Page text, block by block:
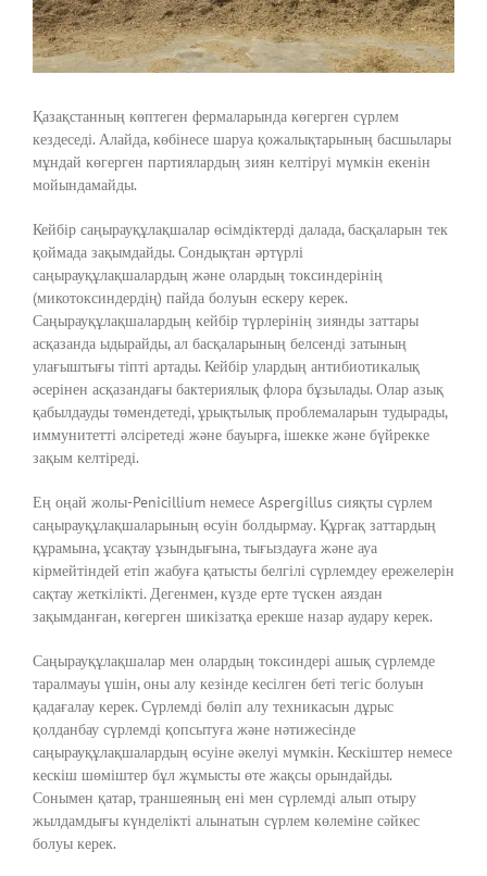
Қазақстанның көптеген фермаларында көгерген сүрлем
кездеседі. Алайда, көбінесе шаруа қожалықтарының басшылары
мұндай көгерген партиялардың зиян келтіруі мүмкін екенін
мойындамайды.
Кейбір саңырауқұлақшалар өсімдіктерді далада, басқаларын тек
қоймада зақымдайды. Сондықтан әртүрлі
саңырауқұлақшалардың және олардың токсиндерінің
(микотоксиндердің) пайда болуын ескеру керек.
Саңырауқұлақшалардың кейбір түрлерінің зиянды заттары
асқазанда ыдырайды, ал басқаларының белсенді затының
улағыштығы тіпті артады. Кейбір улардың антибиотикалық
әсерінен асқазандағы бактериялық флора бұзылады. Олар азық
қабылдауды төмендетеді, ұрықтылық проблемаларын тудырады,
иммунитетті әлсіретеді және бауырға, ішекке және бүйрекке
зақым келтіреді.
Ең оңай жолы-Penicillium немесе Aspergillus сияқты сүрлем
саңырауқұлақшаларының өсуін болдырмау. Құрғақ заттардың
құрамына, ұсақтау ұзындығына, тығыздауға және ауа
кірмейтіндей етіп жабуға қатысты белгілі сүрлемдеу ережелерін
сақтау жеткілікті. Дегенмен, күзде ерте түскен аяздан
зақымданған, көгерген шикізатқа ерекше назар аудару керек.
Саңырауқұлақшалар мен олардың токсиндері ашық сүрлемде
таралмауы үшін, оны алу кезінде кесілген беті тегіс болуын
қадағалау керек. Сүрлемді бөліп алу техникасын дұрыс
қолданбау сүрлемді қопсытуға және нәтижесінде
саңырауқұлақшалардың өсуіне әкелуі мүмкін. Кескіштер немесе
кескіш шөміштер бұл жұмысты өте жақсы орындайды.
Сонымен қатар, траншеяның ені мен сүрлемді алып отыру
жылдамдығы күнделікті алынатын сүрлем көлеміне сәйкес
болуы керек.